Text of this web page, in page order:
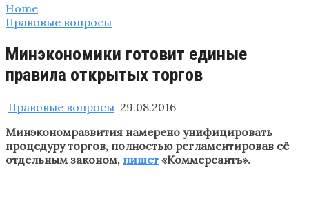
Home
Правовые вопросы
Минэкономики готовит единые
правила открытых торгов
Правовые вопросы 29.08.2016
Минэкономразвития намерено унифицировать
процедуру торгов, полностью регламентировав её
отдельным законом, пишет «Коммерсантъ».